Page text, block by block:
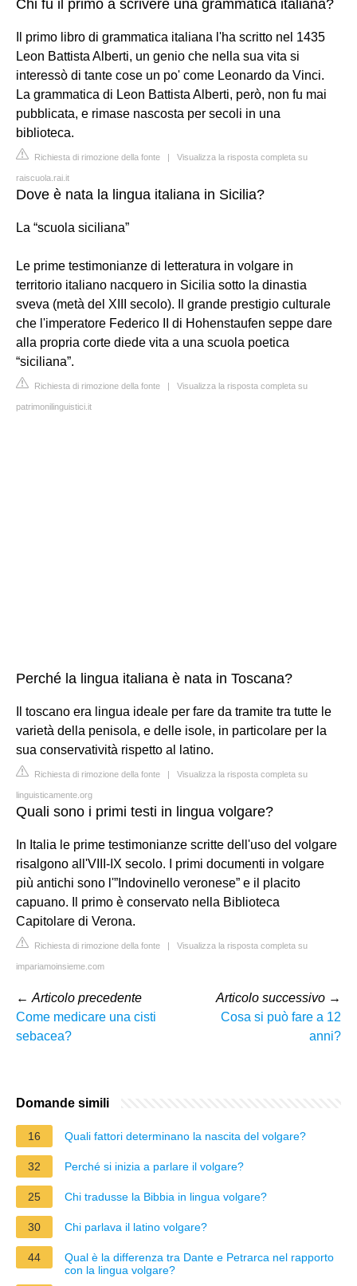
Chi fu il primo a scrivere una grammatica italiana?
Il primo libro di grammatica italiana l'ha scritto nel 1435
Leon Battista Alberti, un genio che nella sua vita si
interessò di tante cose un po' come Leonardo da Vinci.
La grammatica di Leon Battista Alberti, però, non fu mai
pubblicata, e rimase nascosta per secoli in una
biblioteca.
Richiesta di rimozione della fonte | Visualizza la risposta completa su
raiscuola.rai.it
Dove è nata la lingua italiana in Sicilia?
La “scuola siciliana”
Le prime testimonianze di letteratura in volgare in
territorio italiano nacquero in Sicilia sotto la dinastia
sveva (metà del XIII secolo). Il grande prestigio culturale
che l'imperatore Federico II di Hohenstaufen seppe dare
alla propria corte diede vita a una scuola poetica
“siciliana”.
Richiesta di rimozione della fonte | Visualizza la risposta completa su
patrimonilinguistici.it
Perché la lingua italiana è nata in Toscana?
Il toscano era lingua ideale per fare da tramite tra tutte le
varietà della penisola, e delle isole, in particolare per la
sua conservatività rispetto al latino.
Richiesta di rimozione della fonte | Visualizza la risposta completa su
linguisticamente.org
Quali sono i primi testi in lingua volgare?
In Italia le prime testimonianze scritte dell'uso del volgare
risalgono all'VIII-IX secolo. I primi documenti in volgare
più antichi sono l'”Indovinello veronese” e il placito
capuano. Il primo è conservato nella Biblioteca
Capitolare di Verona.
Richiesta di rimozione della fonte | Visualizza la risposta completa su
impariamoinsieme.com
← Articolo precedente
Come medicare una cisti
sebacea?
Articolo successivo →
Cosa si può fare a 12
anni?
Domande simili
16 Quali fattori determinano la nascita del volgare?
32 Perché si inizia a parlare il volgare?
25 Chi tradusse la Bibbia in lingua volgare?
30 Chi parlava il latino volgare?
44
Qual è la differenza tra Dante e Petrarca nel rapporto
con la lingua volgare?